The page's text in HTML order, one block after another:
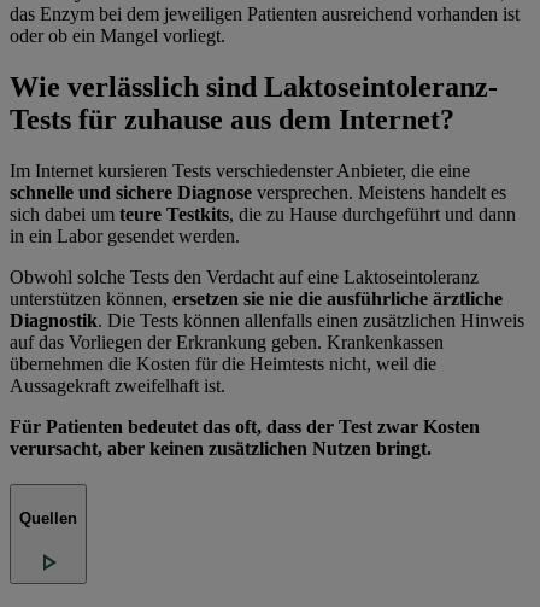
das Enzym bei dem jeweiligen Patienten ausreichend vorhanden ist
oder ob ein Mangel vorliegt.
Wie verlässlich sind Laktoseintoleranz-
Tests für zuhause aus dem Internet?
Im Internet kursieren Tests verschiedenster Anbieter, die eine
schnelle und sichere Diagnose versprechen. Meistens handelt es
sich dabei um teure Testkits, die zu Hause durchgeführt und dann
in ein Labor gesendet werden.
Obwohl solche Tests den Verdacht auf eine Laktoseintoleranz
unterstützen können, ersetzen sie nie die ausführliche ärztliche
Diagnostik. Die Tests können allenfalls einen zusätzlichen Hinweis
auf das Vorliegen der Erkrankung geben. Krankenkassen
übernehmen die Kosten für die Heimtests nicht, weil die
Aussagekraft zweifelhaft ist.
Für Patienten bedeutet das oft, dass der Test zwar Kosten
verursacht, aber keinen zusätzlichen Nutzen bringt.
Quellen